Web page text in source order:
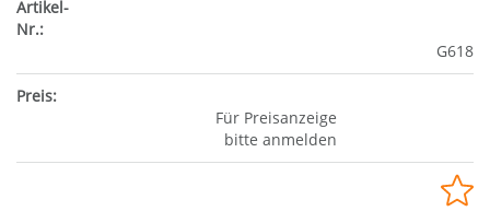
G618
Für Preisanzeige
bitte anmelden